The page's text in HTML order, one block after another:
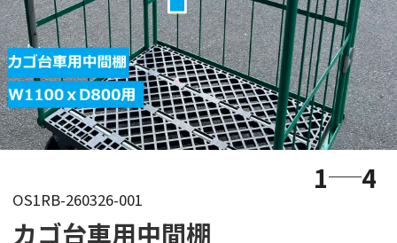
1 4
OS1RB-260326-001
カゴ台車用中間棚